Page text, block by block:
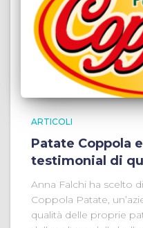
ARTICOLI
Patate Coppola
testimonial di
Anna Falchi ha scelto
Coppola Patate,
qualità delle proprie